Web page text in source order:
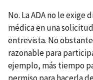
No. La ADA no le
médica en una
entrevista. No
razonable para
ejemplo, más tiempo